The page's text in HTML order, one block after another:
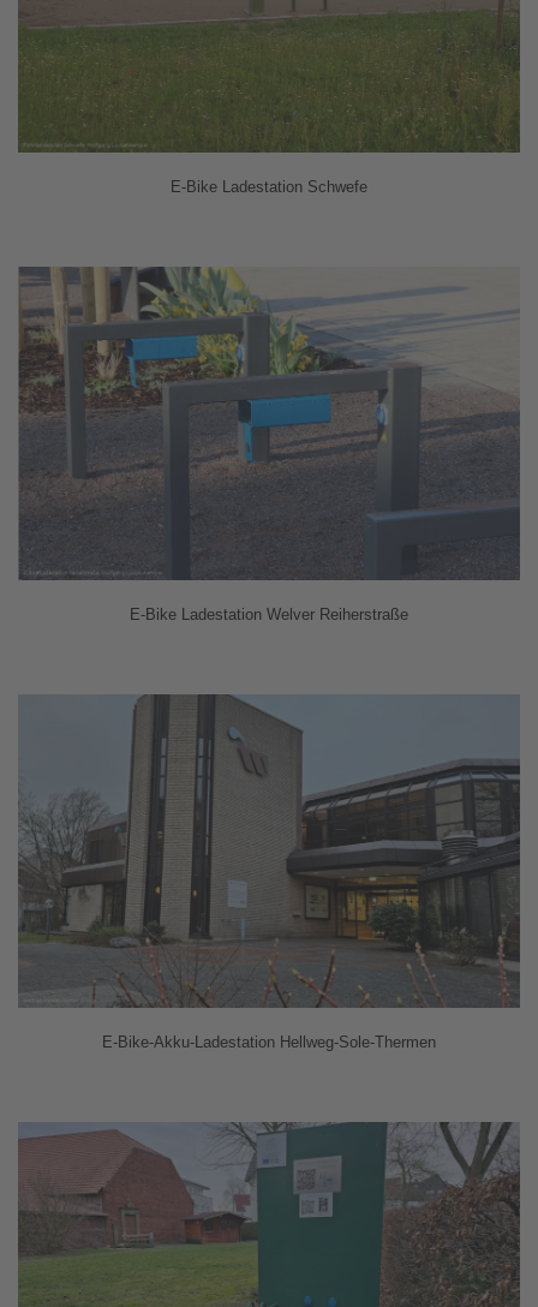
E-Bike Ladestation Schwefe
E-Bike Ladestation Welver Reiherstraße
E-Bike-Akku-Ladestation Hellweg-Sole-Thermen